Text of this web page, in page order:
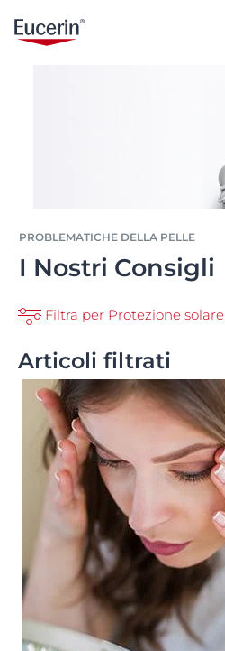
PROBLEMATICHE DELLA PELLE
I Nostri Consigli
Filtra per Protezione solare
Articoli filtrati